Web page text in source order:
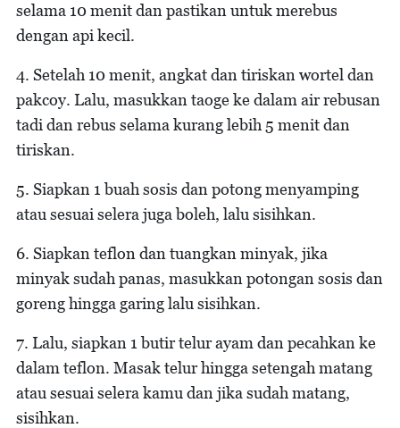
selama 10 menit dan pastikan untuk merebus
dengan api kecil.
4. Setelah 10 menit, angkat dan tiriskan wortel dan
pakcoy. Lalu, masukkan taoge ke dalam air rebusan
tadi dan rebus selama kurang lebih 5 menit dan
tiriskan.
5. Siapkan 1 buah sosis dan potong menyamping
atau sesuai selera juga boleh, lalu sisihkan.
6. Siapkan teflon dan tuangkan minyak, jika
minyak sudah panas, masukkan potongan sosis dan
goreng hingga garing lalu sisihkan.
7. Lalu, siapkan 1 butir telur ayam dan pecahkan ke
dalam teflon. Masak telur hingga setengah matang
atau sesuai selera kamu dan jika sudah matang,
sisihkan.